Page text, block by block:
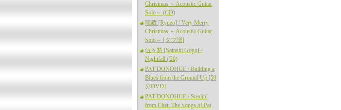
Christmas ～Acoustic Guitar
Solo～ (CD)
龍蔵 [Ryuzo] / Very Merry
Christmas ～Acoustic Guitar
Solo～ [タブ譜]
伍々慧 [Satoshi Gogo] /
Nightfall ('20)
PAT DONOHUE / Building a
Blues from the Ground Up [59
分DVD]
PAT DONOHUE / Stealin'
from Chet: The Songs of Pat